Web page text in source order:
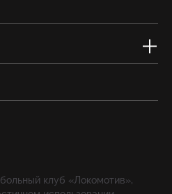
клуб «Локомотив»,